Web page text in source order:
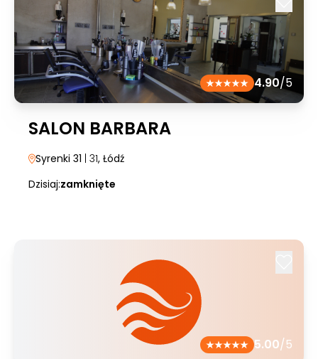
4.90/5
SALON BARBARA
Syrenki 31 | 31, Łódź
Dzisiaj:zamknięte
5.00/5